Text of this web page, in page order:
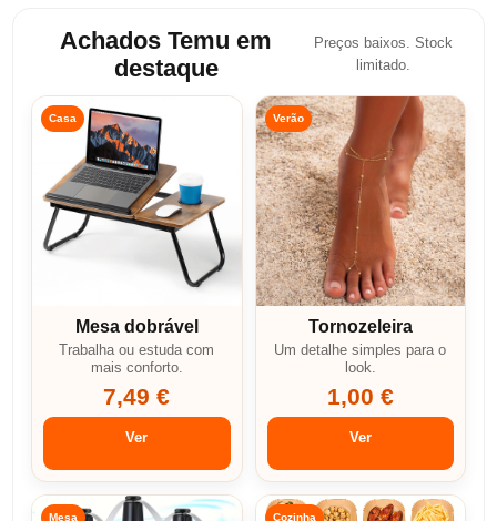
Achados Temu em
destaque
Preços baixos. Stock
limitado.
Casa
Mesa dobrável
Trabalha ou estuda com
mais conforto.
7,49 €
Ver
Verão
Tornozeleira
Um detalhe simples para o
look.
1,00 €
Ver
Mesa Cozinha